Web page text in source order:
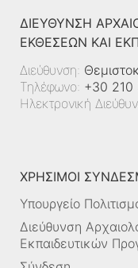
ΔΙΕΎΘΥΝΣΗ
ΕΚΘΈΣΕΩΝ ΚΑΙ
Διεύθυνση:
Τηλέφωνο: +30 210
Ηλεκτρονική
ΧΡΗΣΙΜΟΙ
Υπουργείο
Διεύθυνση
Εκπαιδευτικών